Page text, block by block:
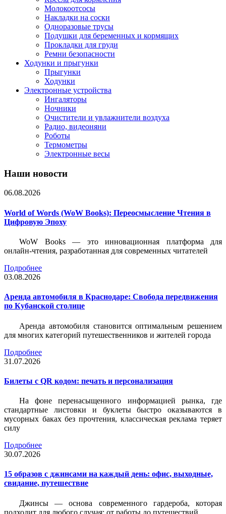
Молокоотсосы
Накладки на соски
Одноразовые трусы
Подушки для беременных и кормящих
Прокладки для груди
Ремни безопасности
Ходунки и прыгунки
Прыгунки
Ходунки
Электронные устройства
Ингаляторы
Ночники
Очистители и увлажнители воздуха
Радио, видеоняни
Роботы
Термометры
Электронные весы
Наши новости
06.08.2026
World of Words (WoW Books): Переосмысление Чтения в
Цифровую Эпоху
WoW Books — это инновационная платформа для
онлайн-чтения, разработанная для современных читателей
Подробнее
03.08.2026
Аренда автомобиля в Краснодаре: Свобода передвижения
по Кубанской столице
Аренда автомобиля становится оптимальным решением
для многих категорий путешественников и жителей города
Подробнее
31.07.2026
Билеты c QR кодом: печать и персонализация
На фоне перенасыщенного информацией рынка, где
стандартные листовки и буклеты быстро оказываются в
мусорных баках без прочтения, классическая реклама теряет
силу
Подробнее
30.07.2026
15 образов с джинсами на каждый день: офис, выходные,
свидание, путешествие
Джинсы — основа современного гардероба, которая
подходит для любого случая: от работы до путешествий